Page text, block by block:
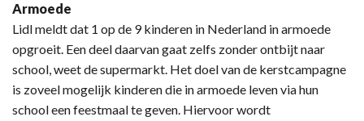
Armoede
Lidl meldt dat 1 op de 9 kinderen in Nederland in armoede
opgroeit. Een deel daarvan gaat zelfs zonder ontbijt naar
school, weet de supermarkt. Het doel van de kerstcampagne
is zoveel mogelijk kinderen die in armoede leven via hun
school een feestmaal te geven. Hiervoor wordt